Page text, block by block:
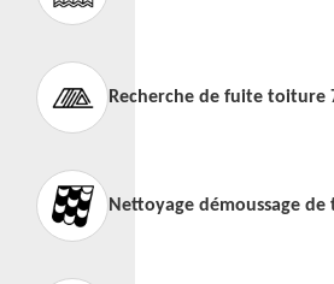
Recherche de fuite toiture
Nettoyage démoussage